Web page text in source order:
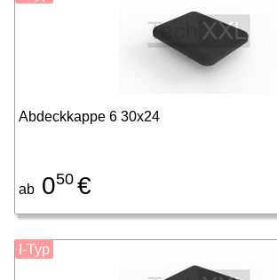
Abdeckkappe 6 30x24
ab 050 €
I-Typ